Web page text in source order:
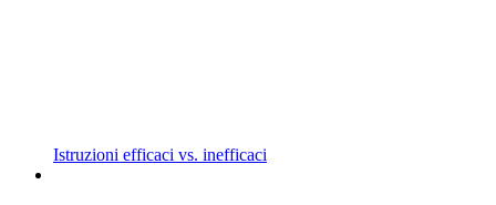
Istruzioni efficaci vs. inefficaci